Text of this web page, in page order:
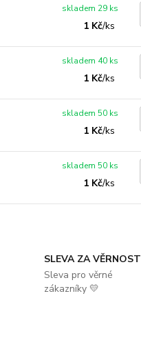
1 Kč/ks
skladem 29 ks
1 Kč/ks
skladem 40 ks
1 Kč/ks
skladem 50 ks
1 Kč/ks
skladem 50 ks
SLEVA ZA VĚRNOST
Sleva pro věrné
zákazníky 💛